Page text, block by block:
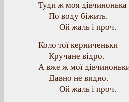
Туди ж моя дівчинонька
По воду біжить.
Ой жаль і проч.
Коло тої керниченьки
Кручане відро.
А вже ж мої
Давно не видно.
Ой жаль і проч.